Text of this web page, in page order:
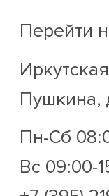
Перейти
Пушкина,
Пн-Сб
Вс 09:00-